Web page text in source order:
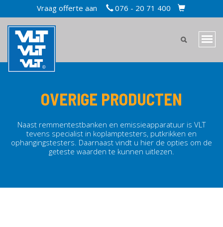
inhoud
TOPBAR
Vraag offerte aan 076 - 20 71 400
CART
MAIN
MENU
OVERIGE PRODUCTEN
Naast remmentestbanken en emissieapparatuur is VLT
tevens specialist in koplamptesters, putkrikken en
ophangingstesters. Daarnaast vindt u hier de opties om de
geteste waarden te kunnen uitlezen.